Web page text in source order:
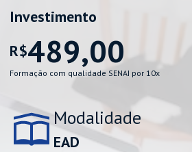
Investimento
R$489,00
Formação com qualidade SENAI por 10x
Modalidade
EAD